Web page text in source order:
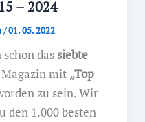
– 2024
/01. 05. 2022
das siebte
mit „Top
zu sein. Wir
den 1.000 besten